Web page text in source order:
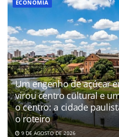
ECONOMIA
Um engenho de açúcar
virou centro cultural e
o centro: a cidade
o roteiro
9 DE AGOSTO DE 2026